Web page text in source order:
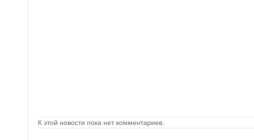
К этой новости пока нет комментариев.